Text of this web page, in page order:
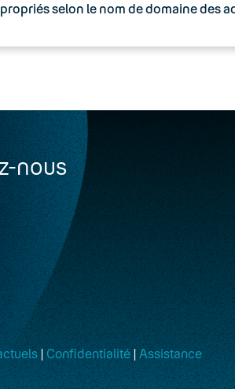
selon le nom de domaine des
nous
|Confidentialité|Assistance